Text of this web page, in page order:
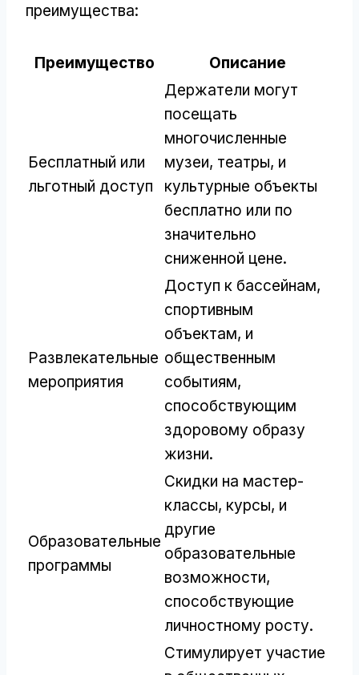
преимущества:
Преимущество Описание
Бесплатный или
льготный доступ
Держатели могут
посещать
многочисленные
музеи, театры, и
культурные объекты
бесплатно или по
значительно
сниженной цене.
Развлекательные
мероприятия
Доступ к бассейнам,
спортивным
объектам, и
общественным
событиям,
способствующим
здоровому образу
жизни.
Образовательные
программы
Скидки на мастер-
классы, курсы, и
другие
образовательные
возможности,
способствующие
личностному росту.
Стимулирует участие